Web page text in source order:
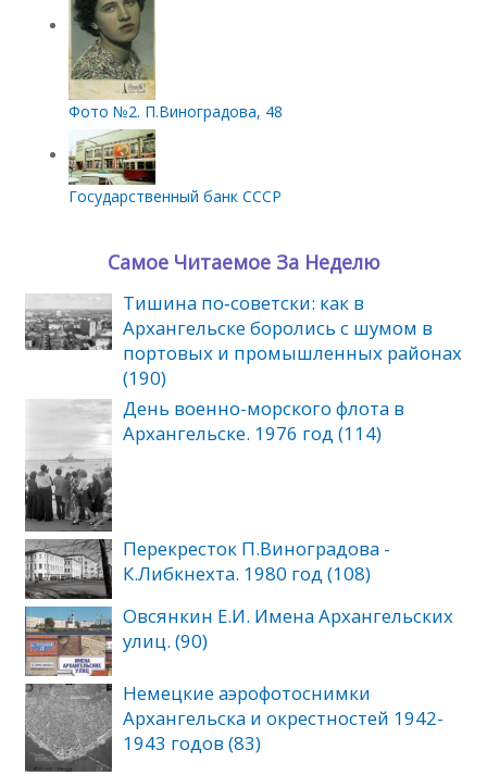
Фото №2. П.Виноградова, 48
Государственный банк СССР
Самое Читаемое За Неделю
Тишина по‑советски: как в
Архангельске боролись с шумом в
портовых и промышленных районах
(190)
День военно-морского флота в
Архангельске. 1976 год (114)
Перекресток П.Виноградова -
К.Либкнехта. 1980 год (108)
Овсянкин Е.И. Имена Архангельских
улиц. (90)
Немецкие аэрофотоснимки
Архангельска и окрестностей 1942-
1943 годов (83)